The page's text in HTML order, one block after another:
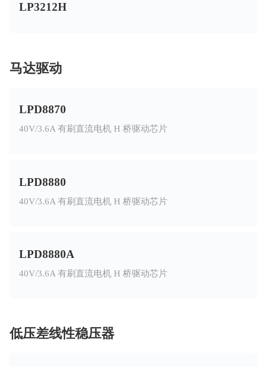
LP3212H
马达驱动
LPD8870
40V/3.6A 有刷直流电机 H 桥驱动芯片
LPD8880
40V/3.6A 有刷直流电机 H 桥驱动芯片
LPD8880A
40V/3.6A 有刷直流电机 H 桥驱动芯片
低压差线性稳压器